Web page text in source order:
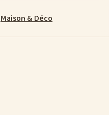
Maison & Déco